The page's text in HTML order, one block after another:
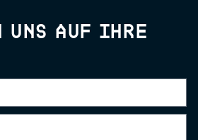
UNS AUF IHRE